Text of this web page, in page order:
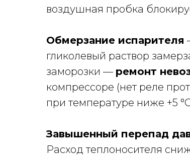
воздушная пробка
Обмерзание испарителя
гликолевый раствор
заморозки — ремонт
компрессоре (нет реле
при температуре ниже +5
Завышенный перепад
Расход теплоносителя